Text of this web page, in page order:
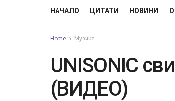
НАЧАЛО ЦИТАТИ НОВИНИ
Home Музика
UNISONIC
(ВИДЕО)